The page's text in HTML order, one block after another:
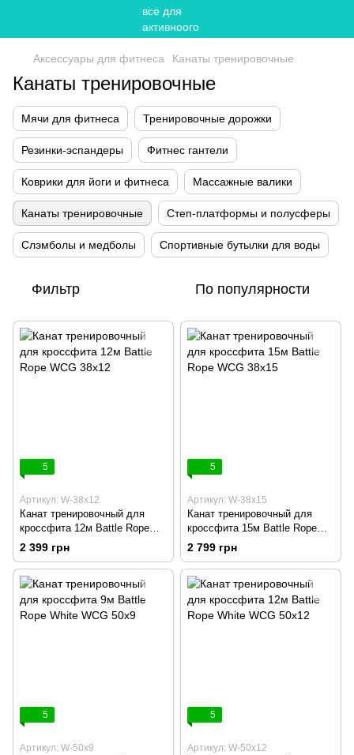
Аксессуары для фитнеса Канаты тренировочные
Канаты тренировочные
Мячи для фитнеса Тренировочные дорожки
Резинки-эспандеры Фитнес гантели
Коврики для йоги и фитнеса Массажные валики
Канаты тренировочные Степ-платформы и полусферы
Слэмболы и медболы Спортивные бутылки для воды
Фильтр По популярности
5
Артикул: W-38х12
Канат тренировочный для
кроссфита 12м Battle Rope
WCG 38х12
2 399 грн
5
Артикул: W-38х15
Канат тренировочный для
кроссфита 15м Battle Rope
WCG 38х15
2 799 грн
5
Артикул: W-50х9
5
Артикул: W-50х12